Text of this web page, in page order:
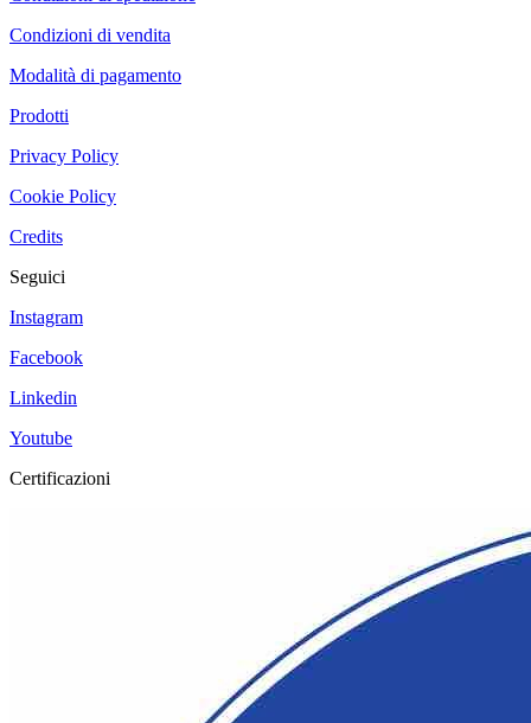
Condizioni di vendita
Modalità di pagamento
Prodotti
Privacy Policy
Cookie Policy
Credits
Seguici
Instagram
Facebook
Linkedin
Youtube
Certificazioni